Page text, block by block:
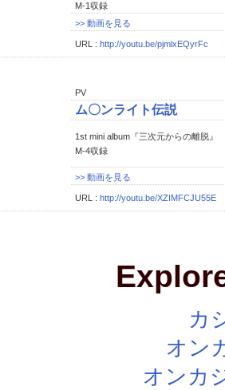
M-1収録
>> 動画を見る
URL : http://youtu.be/pjmlxEQyrFc
PV
ム〇ンライト伝説
1st mini album『三次元からの離脱』
M-4収録
>> 動画を見る
URL : http://youtu.be/XZIMFCJU55E
カ
オン
オンカ